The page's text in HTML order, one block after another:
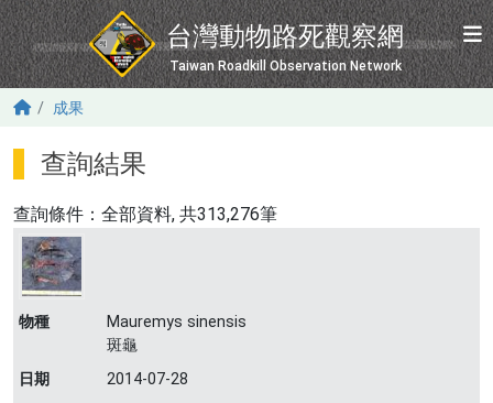
移至主內容
台灣動物路死觀察網
Taiwan Roadkill Observation Network
成果
查詢結果
查詢條件： 全部資料, 共313,276筆
物種
Mauremys sinensis
斑龜
日期
2014-07-28